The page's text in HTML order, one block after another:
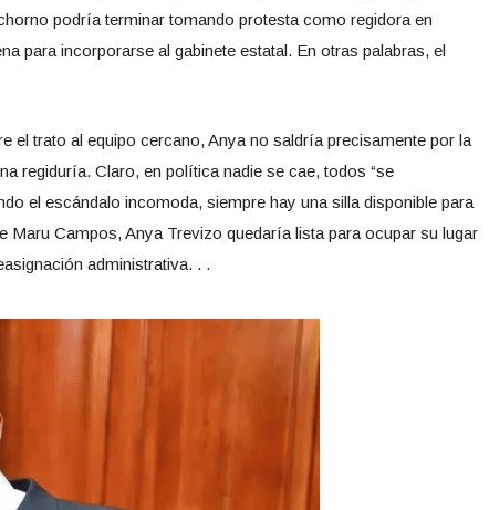
podría terminar tomando protesta como regidora en
para incorporarse al gabinete estatal. En otras palabras, el
el trato al equipo cercano, Anya no saldría precisamente por la
regiduría. Claro, en política nadie se cae, todos “se
el escándalo incomoda, siempre hay una silla disponible para
Campos, Anya Trevizo quedaría lista para ocupar su lugar
administrativa. . .